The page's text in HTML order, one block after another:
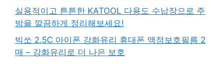
실용적이고 튼튼한 KATOOL 다용도 수납장으로 주
방을 깔끔하게 정리해보세요!
빅쏘 2.5C 아이폰 강화유리 휴대폰 액정보호필름 2
매 – 강화유리로 더 나은 보호